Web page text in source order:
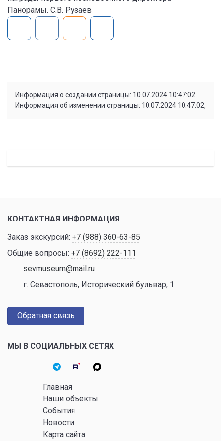
Панорамы. С.В. Рузаев
Информация о создании страницы: 10.07.2024 10:47:02
Информация об изменении страницы: 10.07.2024 10:47:02,
КОНТАКТНАЯ ИНФОРМАЦИЯ
Заказ экскурсий: +7 (988) 360-63-85
Общие вопросы: +7 (8692) 222-111
sevmuseum@mail.ru
г. Севастополь, Исторический бульвар, 1
Обратная связь
МЫ В СОЦИАЛЬНЫХ СЕТЯХ
Главная
Наши объекты
События
Новости
Карта сайта